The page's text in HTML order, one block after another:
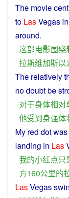
The movie
to LasVegas
around.
这部电影围绕
拉斯维加斯以
The relatively
no doubtbe
对于身体相对
他受到身强体
My red dotwas
landing in Las
我的小红点只
方160公里的
LasVegas